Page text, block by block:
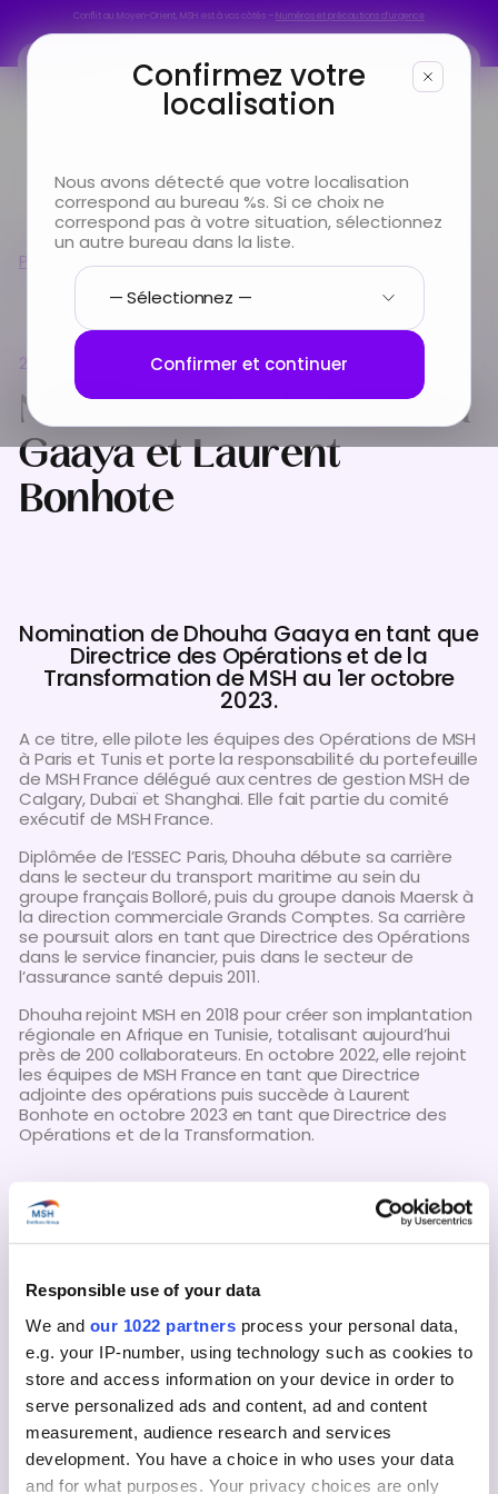
Responsible use of your data
We and our 1022 partners process your personal data,
e.g. your IP-number, using technology such as cookies to
store and access information on your device in order to
serve personalized ads and content, ad and content
measurement, audience research and services
development. You have a choice in who uses your data
and for what purposes. Your privacy choices are only
Confirmez votre
localisation
Nous avons détecté que votre localisation
correspond au bureau %s. Si ce choix ne
correspond pas à votre situation, sélectionnez
un autre bureau dans la liste.
Confirmer et continuer
Conflit au Moyen-Orient, MSH est à vos côtés –Numéros et précautions d’urgence
Vous cherchez
Infos & Services
Nous connaître
Presse Nominations de Dhouha Gaaya et Laurent
Bonhote
27 août 2025
Nominations de Dhouha
Gaaya et Laurent
Bonhote
Nomination de Dhouha Gaaya en tant que
Directrice des Opérations et de la
Transformation de MSH au 1er octobre
2023.
A ce titre, elle pilote les équipes des Opérations de MSH
à Paris et Tunis et porte la responsabilité du portefeuille
de MSH France délégué aux centres de gestion MSH de
Calgary, Dubaï et Shanghai. Elle fait partie du comité
exécutif de MSH France.
Diplômée de l’ESSEC Paris, Dhouha débute sa carrière
dans le secteur du transport maritime au sein du
groupe français Bolloré, puis du groupe danois Maersk à
la direction commerciale Grands Comptes. Sa carrière
se poursuit alors en tant que Directrice des Opérations
dans le service financier, puis dans le secteur de
l’assurance santé depuis 2011.
Dhouha rejoint MSH en 2018 pour créer son implantation
régionale en Afrique en Tunisie, totalisant aujourd’hui
près de 200 collaborateurs. En octobre 2022, elle rejoint
les équipes de MSH France en tant que Directrice
adjointe des opérations puis succède à Laurent
Bonhote en octobre 2023 en tant que Directrice des
Opérations et de la Transformation.
Laurent Bonhote rejoint MSH Dubaï en tant
que Deputy CEO à compter du 1er janvier
Laurent Bonhote, Directeur des Opérations et de la
Transformation chez MSH France depuis 2015, rejoint
MSH Dubaï en tant que Deputy CEO à compter du 1er
janvier 2024. Laurent travaillera en étroite collaboration
avec Ghassan Wazen pour devenir CEO à la mi-2024.
Ghassan continuera à œuvrer pour MSH et le groupe en
tant que vice-président de MSH Dubaï.
Agé de 46 ans, Laurent Bonhote est diplômé en science
politique (Université Paris Panthéon-Sorbonne),